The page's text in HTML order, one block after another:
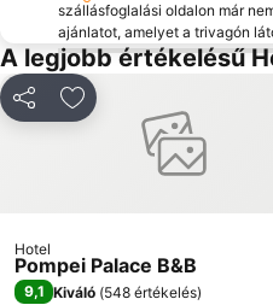
Trenino Sorrento
Poggioreale
Da Michele
Duomo di San Gennaro
Porto di Salerno
Montecalvario
szállásfoglalási oldalon már
ajánlatot, amelyet a trivagón
A legjobb értékelésű
MegosztásHozzáadás a
Hotel
Pompei Palace B&B
9,1 Kiváló (548 értékelés)